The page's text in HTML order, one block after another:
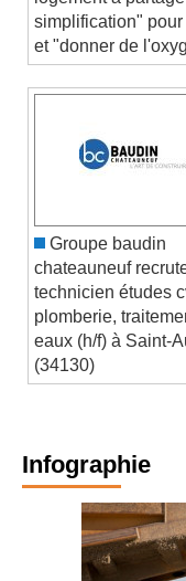
logement a
simplification" pour
et "donner de
Groupe baudin
chateauneuf recrute
technicien études
plomberie,
eaux (h/f) à Saint-
(34130)
Infographie